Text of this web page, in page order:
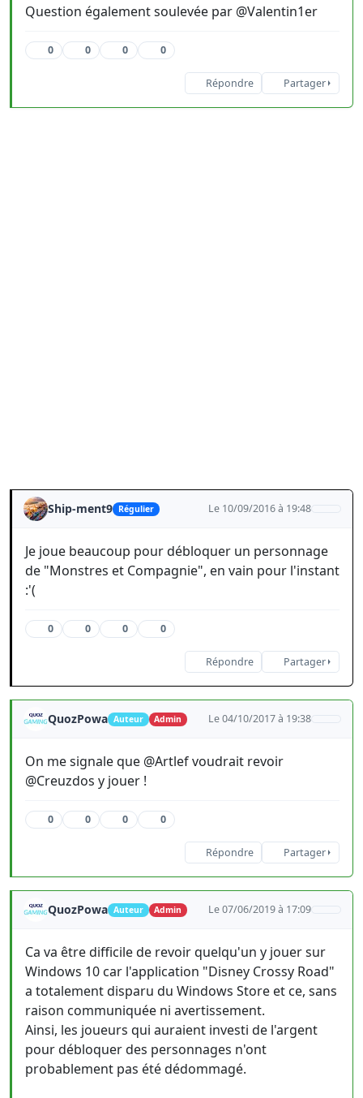
Question également soulevée par @Valentin1er
0 0 0 0
Répondre Partager
Ship-ment9 Régulier Le 10/09/2016 à 19:48
Je joue beaucoup pour débloquer un personnage
de "Monstres et Compagnie", en vain pour l'instant
:'(
0 0 0 0
Répondre Partager
QuozPowa Auteur Admin Le 04/10/2017 à 19:38
On me signale que @Artlef voudrait revoir
@Creuzdos y jouer !
0 0 0 0
Répondre Partager
QuozPowa Auteur Admin Le 07/06/2019 à 17:09
Ca va être difficile de revoir quelqu'un y jouer sur
Windows 10 car l'application "Disney Crossy Road"
a totalement disparu du Windows Store et ce, sans
raison communiquée ni avertissement.
Ainsi, les joueurs qui auraient investi de l'argent
pour débloquer des personnages n'ont
probablement pas été dédommagé.